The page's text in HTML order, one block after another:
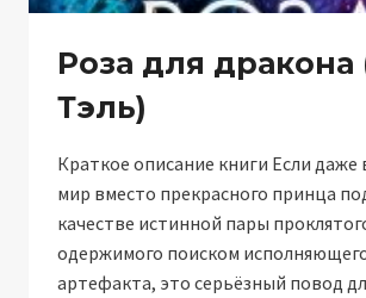
Роза для дракона
Тэль)
Краткое описание книги Если
мир вместо прекрасного принца
качестве истинной пары
одержимого поиском
артефакта, это серьёзный повод